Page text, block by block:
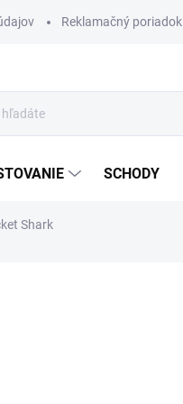
Reklamačný poriadok
SCHODY
Shark